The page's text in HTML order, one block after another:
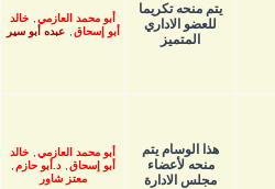
يتم منحه تكريما
للعضو الاداري
المتميز
أبو محمد العازمي
خالد
أبو إسحاق
عبده أبو سير
هذا الوسام يتم
منحه لأعضاء
مجلس الادارة
أبو محمد العازمي
خالد
أبو إسحاق
,د.أبو حازم
معتز شاور